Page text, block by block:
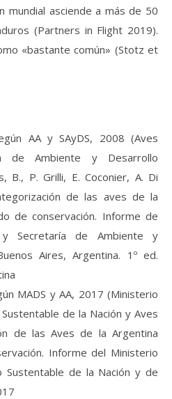
mundial asciende a más de 50
(Partners in Flight 2019).
«bastante común» (Stotz et
AA y SAyDS, 2008 (Aves
de Ambiente y Desarrollo
B., P. Grilli, E. Coconier, A. Di
de las aves de la
de conservación. Informe de
Secretaría de Ambiente y
Aires, Argentina. 1º ed.
MADS y AA, 2017 (Ministerio
de la Nación y Aves
de las Aves de la Argentina
Informe del Ministerio
Sustentable de la Nación y de